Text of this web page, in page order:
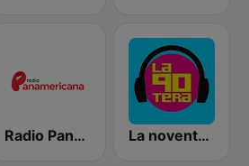
Radio Panamericana La noventera